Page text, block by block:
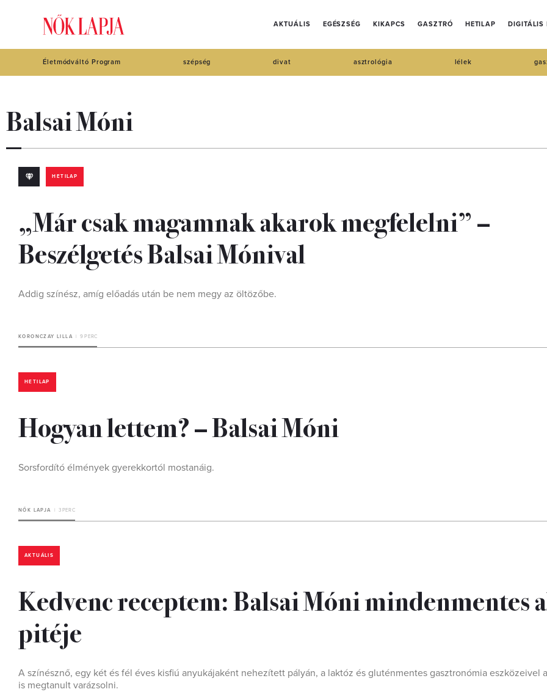
AKTUÁLIS EGÉSZSÉG KIKAPCS GASZTRÓ HETILAP DIGITÁLIS
Életmódváltó Program szépség divat asztrológia lélek
Balsai Móni
HETILAP
„Már csak magamnak akarok megfelelni” –
Beszélgetés Balsai Mónival
Addig színész, amíg előadás után be nem megy az öltözőbe.
KORONCZAY LILLA 9 PERC
HETILAP
Hogyan lettem? – Balsai Móni
Sorsfordító élmények gyerekkortól mostanáig.
NŐK LAPJA 3 PERC
AKTUÁLIS
Kedvenc receptem: Balsai Móni mindenmentes
pitéje
A színésznő, egy két és fél éves kisfiú anyukájaként nehezített pályán, a laktóz és gluténmentes gasztronómia eszközeivel
is megtanult varázsolni.